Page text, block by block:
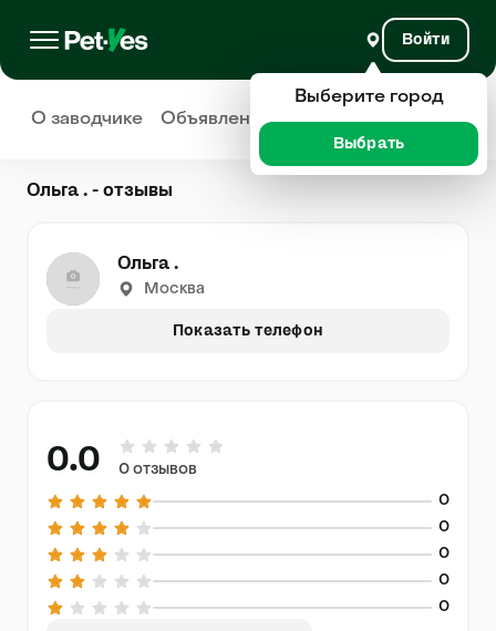
Войти
О заводчике Объявления Отзывы
Ольга . - отзывы
Ольга .
Москва
Показать телефон
0.0 0 отзывов
0
0
0
0
0
Выберите город
Выбрать